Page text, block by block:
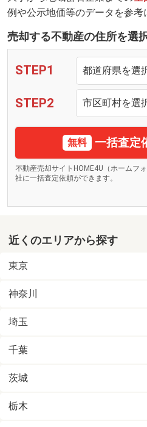
例や公示地価等のデータを参考
売却する不動産の住所を選
STEP1
STEP2
無料 一括査定
不動産売却サイトHOME4U（ホームフ
社に一括査定依頼ができます。
近くのエリアから探す
東京
神奈川
埼玉
千葉
茨城
栃木